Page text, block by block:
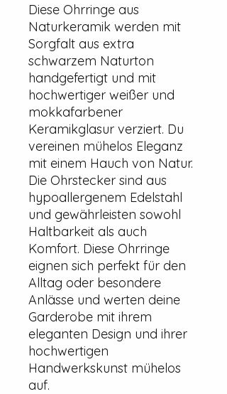
Diese Ohrringe aus
Naturkeramik werden mit
Sorgfalt aus extra
schwarzem Naturton
handgefertigt und mit
hochwertiger weißer und
mokkafarbener
Keramikglasur verziert. Du
vereinen mühelos Eleganz
mit einem Hauch von Natur.
Die Ohrstecker sind aus
hypoallergenem Edelstahl
und gewährleisten sowohl
Haltbarkeit als auch
Komfort. Diese Ohrringe
eignen sich perfekt für den
Alltag oder besondere
Anlässe und werten deine
Garderobe mit ihrem
eleganten Design und ihrer
hochwertigen
Handwerkskunst mühelos
auf.